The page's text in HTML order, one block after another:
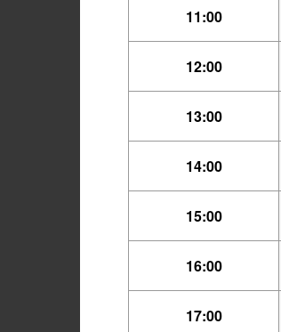
11:00
12:00
13:00
14:00
15:00
16:00
17:00